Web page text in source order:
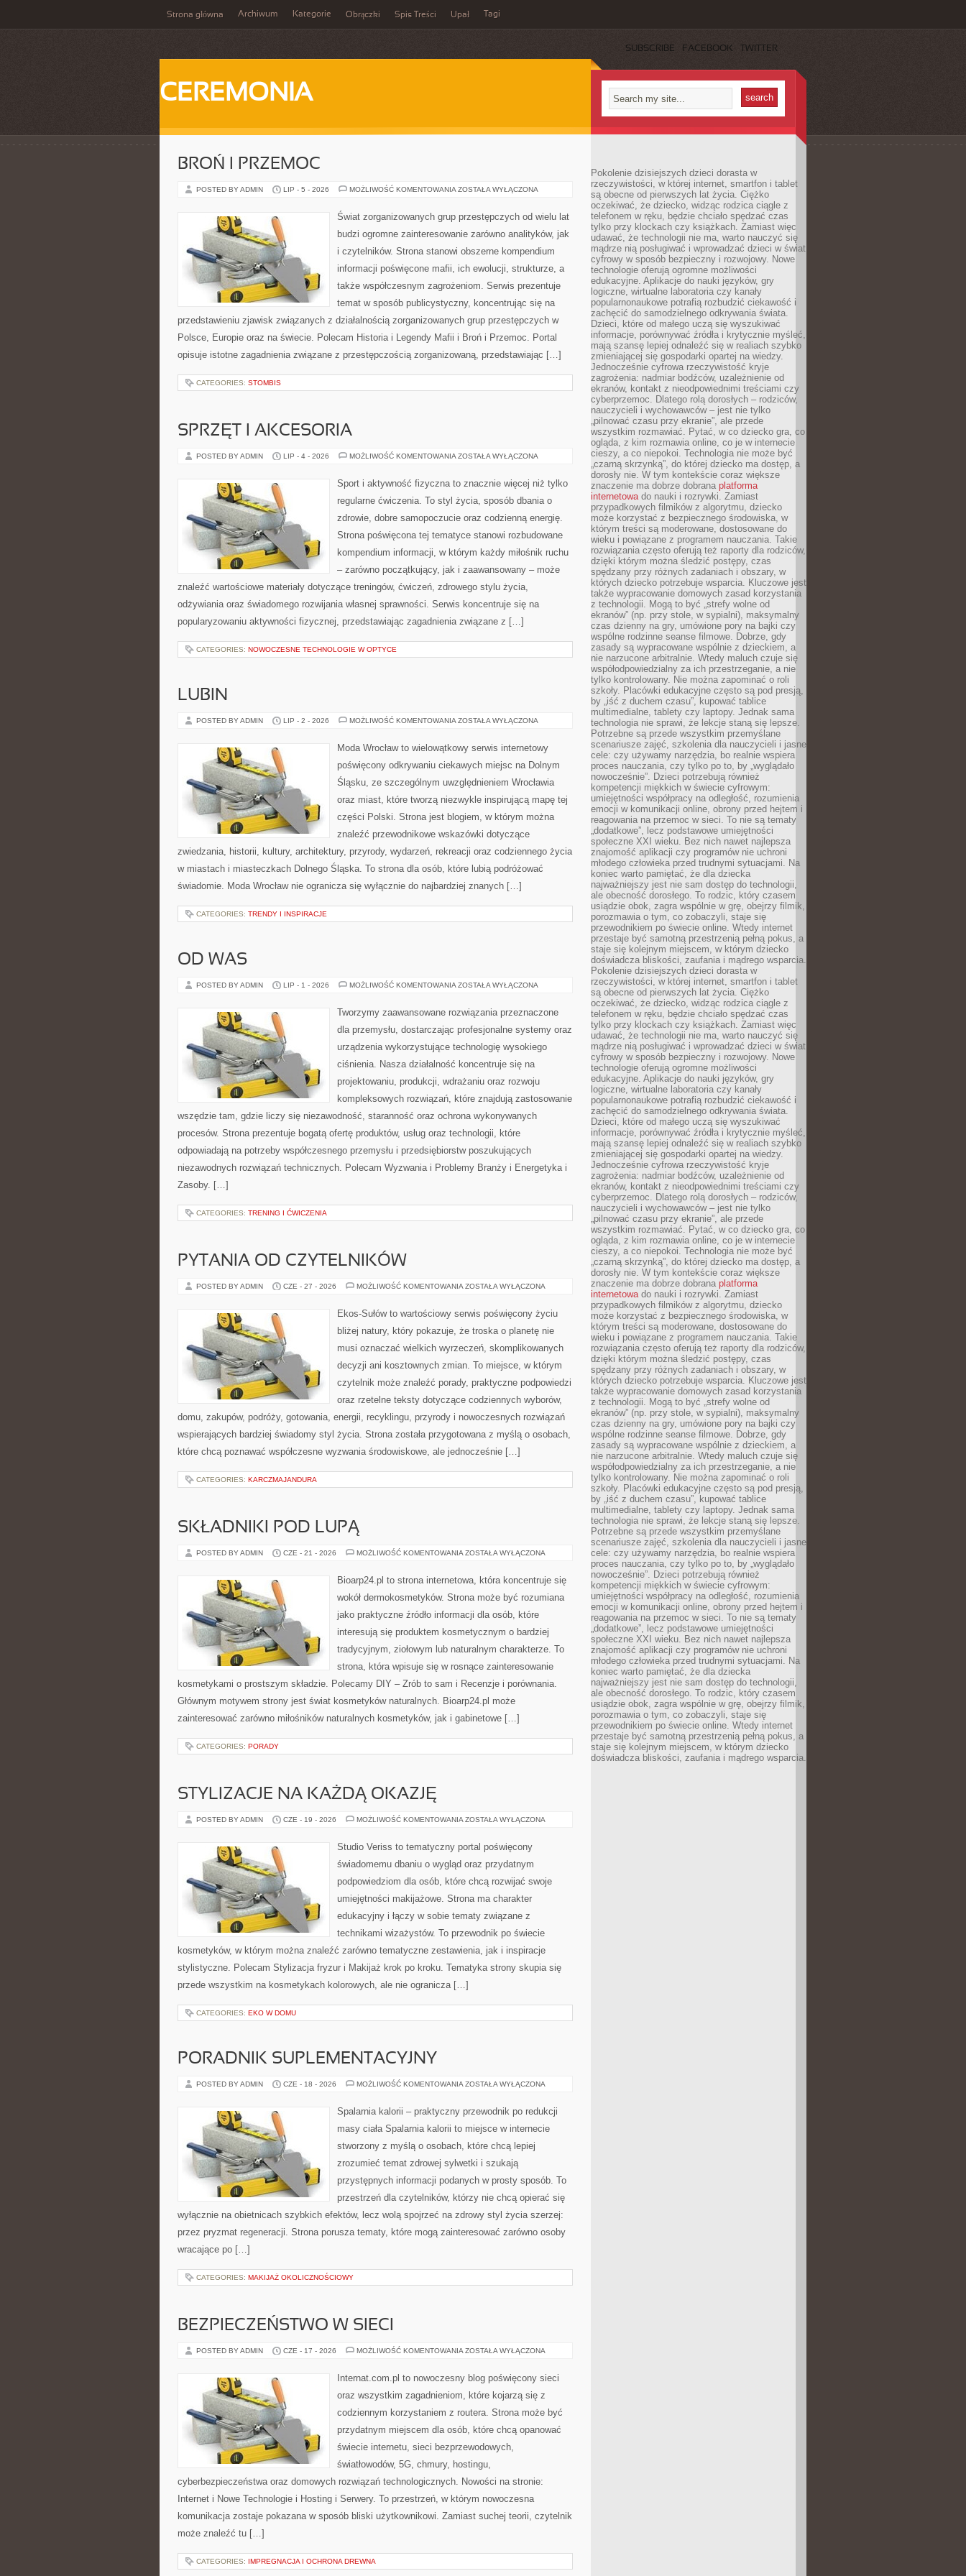
Strona główna Archiwum Kategorie Obrączki Spis Treści Upał Tagi
SUBSCRIBE FACEBOOK TWITTER
CEREMONIA
BROŃ I PRZEMOC
POSTED BY ADMIN LIP - 5 - 2026 MOŻLIWOŚĆ KOMENTOWANIA BROŃ
ZOSTAŁA WYŁĄCZONA
Świat zorganizowanych grup przestępczych od wielu lat
budzi ogromne zainteresowanie zarówno analityków, jak
i czytelników. Strona stanowi obszerne kompendium
informacji poświęcone mafii, ich ewolucji, strukturze, a
także współczesnym zagrożeniom. Serwis prezentuje
temat w sposób publicystyczny, koncentrując się na
przedstawieniu zjawisk związanych z działalnością zorganizowanych grup przestępczych w
Polsce, Europie oraz na świecie. Polecam Historia i Legendy Mafii i Broń i Przemoc. Portal
opisuje istotne zagadnienia związane z przestępczością zorganizowaną, przedstawiając […]
CATEGORIES: STOMBIS
SPRZĘT I AKCESORIA
POSTED BY ADMIN LIP - 4 - 2026 MOŻLIWOŚĆ KOMENTOWANIA SPRZĘT
ZOSTAŁA WYŁĄCZONA
Sport i aktywność fizyczna to znacznie więcej niż tylko
regularne ćwiczenia. To styl życia, sposób dbania o
zdrowie, dobre samopoczucie oraz codzienną energię.
Strona poświęcona tej tematyce stanowi rozbudowane
kompendium informacji, w którym każdy miłośnik ruchu
– zarówno początkujący, jak i zaawansowany – może
znaleźć wartościowe materiały dotyczące treningów, ćwiczeń, zdrowego stylu życia,
odżywiania oraz świadomego rozwijania własnej sprawności. Serwis koncentruje się na
popularyzowaniu aktywności fizycznej, przedstawiając zagadnienia związane z […]
CATEGORIES: NOWOCZESNE TECHNOLOGIE W OPTYCE
LUBIN
POSTED BY ADMIN LIP - 2 - 2026 MOŻLIWOŚĆ KOMENTOWANIA LUBIN
ZOSTAŁA WYŁĄCZONA
Moda Wrocław to wielowątkowy serwis internetowy
poświęcony odkrywaniu ciekawych miejsc na Dolnym
Śląsku, ze szczególnym uwzględnieniem Wrocławia
oraz miast, które tworzą niezwykle inspirującą mapę tej
części Polski. Strona jest blogiem, w którym można
znaleźć przewodnikowe wskazówki dotyczące
zwiedzania, historii, kultury, architektury, przyrody, wydarzeń, rekreacji oraz codziennego życia
w miastach i miasteczkach Dolnego Śląska. To strona dla osób, które lubią podróżować
świadomie. Moda Wrocław nie ogranicza się wyłącznie do najbardziej znanych […]
CATEGORIES: TRENDY I INSPIRACJE
OD WAS
POSTED BY ADMIN LIP - 1 - 2026 MOŻLIWOŚĆ KOMENTOWANIA OD
ZOSTAŁA WYŁĄCZONA
Tworzymy zaawansowane rozwiązania przeznaczone
dla przemysłu, dostarczając profesjonalne systemy oraz
urządzenia wykorzystujące technologię wysokiego
ciśnienia. Nasza działalność koncentruje się na
projektowaniu, produkcji, wdrażaniu oraz rozwoju
kompleksowych rozwiązań, które znajdują zastosowanie
wszędzie tam, gdzie liczy się niezawodność, staranność oraz ochrona wykonywanych
procesów. Strona prezentuje bogatą ofertę produktów, usług oraz technologii, które
odpowiadają na potrzeby współczesnego przemysłu i przedsiębiorstw poszukujących
niezawodnych rozwiązań technicznych. Polecam Wyzwania i Problemy Branży i Energetyka i
Zasoby. […]
CATEGORIES: TRENING I ĆWICZENIA
PYTANIA OD CZYTELNIKÓW
POSTED BY ADMIN CZE - 27 - 2026 MOŻLIWOŚĆ KOMENTOWANIA PYTANIA
ZOSTAŁA WYŁĄCZONA
Ekos-Sułów to wartościowy serwis poświęcony życiu
bliżej natury, który pokazuje, że troska o planetę nie
musi oznaczać wielkich wyrzeczeń, skomplikowanych
decyzji ani kosztownych zmian. To miejsce, w którym
czytelnik może znaleźć porady, praktyczne podpowiedzi
oraz rzetelne teksty dotyczące codziennych wyborów,
domu, zakupów, podróży, gotowania, energii, recyklingu, przyrody i nowoczesnych rozwiązań
wspierających bardziej świadomy styl życia. Strona została przygotowana z myślą o osobach,
które chcą poznawać współczesne wyzwania środowiskowe, ale jednocześnie […]
CATEGORIES: KARCZMAJANDURA
SKŁADNIKI POD LUPĄ
POSTED BY ADMIN CZE - 21 - 2026 MOŻLIWOŚĆ KOMENTOWANIA SKŁADNIKI
ZOSTAŁA WYŁĄCZONA
Bioarp24.pl to strona internetowa, która koncentruje się
wokół dermokosmetyków. Strona może być rozumiana
jako praktyczne źródło informacji dla osób, które
interesują się produktem kosmetycznym o bardziej
tradycyjnym, ziołowym lub naturalnym charakterze. To
strona, która wpisuje się w rosnące zainteresowanie
kosmetykami o prostszym składzie. Polecamy DIY – Zrób to sam i Recenzje i porównania.
Głównym motywem strony jest świat kosmetyków naturalnych. Bioarp24.pl może
zainteresować zarówno miłośników naturalnych kosmetyków, jak i gabinetowe […]
CATEGORIES: PORADY
STYLIZACJE NA KAŻDĄ OKAZJĘ
POSTED BY ADMIN CZE - 19 - 2026 MOŻLIWOŚĆ KOMENTOWANIA STYLIZACJE
OKAZJĘ
ZOSTAŁA WYŁĄCZONA
Studio Veriss to tematyczny portal poświęcony
świadomemu dbaniu o wygląd oraz przydatnym
podpowiedziom dla osób, które chcą rozwijać swoje
umiejętności makijażowe. Strona ma charakter
edukacyjny i łączy w sobie tematy związane z
technikami wizażystów. To przewodnik po świecie
kosmetyków, w którym można znaleźć zarówno tematyczne zestawienia, jak i inspiracje
stylistyczne. Polecam Stylizacja fryzur i Makijaż krok po kroku. Tematyka strony skupia się
przede wszystkim na kosmetykach kolorowych, ale nie ogranicza […]
CATEGORIES: EKO W DOMU
PORADNIK SUPLEMENTACYJNY
POSTED BY ADMIN CZE - 18 - 2026 MOŻLIWOŚĆ KOMENTOWANIA PORADNIK
ZOSTAŁA WYŁĄCZONA
Spalarnia kalorii – praktyczny przewodnik po redukcji
masy ciała Spalarnia kalorii to miejsce w internecie
stworzony z myślą o osobach, które chcą lepiej
zrozumieć temat zdrowej sylwetki i szukają
przystępnych informacji podanych w prosty sposób. To
przestrzeń dla czytelników, którzy nie chcą opierać się
wyłącznie na obietnicach szybkich efektów, lecz wolą spojrzeć na zdrowy styl życia szerzej:
przez pryzmat regeneracji. Strona porusza tematy, które mogą zainteresować zarówno osoby
wracające po […]
CATEGORIES: MAKIJAŻ OKOLICZNOŚCIOWY
BEZPIECZEŃSTWO W SIECI
POSTED BY ADMIN CZE - 17 - 2026 MOŻLIWOŚĆ KOMENTOWANIA BEZPIECZEŃSTWO
ZOSTAŁA WYŁĄCZONA
Internat.com.pl to nowoczesny blog poświęcony sieci
oraz wszystkim zagadnieniom, które kojarzą się z
codziennym korzystaniem z routera. Strona może być
przydatnym miejscem dla osób, które chcą opanować
świecie internetu, sieci bezprzewodowych,
światłowodów, 5G, chmury, hostingu,
cyberbezpieczeństwa oraz domowych rozwiązań technologicznych. Nowości na stronie:
Internet i Nowe Technologie i Hosting i Serwery. To przestrzeń, w którym nowoczesna
komunikacja zostaje pokazana w sposób bliski użytkownikowi. Zamiast suchej teorii, czytelnik
może znaleźć tu […]
CATEGORIES: IMPREGNACJA I OCHRONA DREWNA
Pokolenie dzisiejszych dzieci dorasta w
rzeczywistości, w której internet, smartfon i tablet
są obecne od pierwszych lat życia. Ciężko
oczekiwać, że dziecko, widząc rodzica ciągle z
telefonem w ręku, będzie chciało spędzać czas
tylko przy klockach czy książkach. Zamiast więc
udawać, że technologii nie ma, warto nauczyć się
mądrze nią posługiwać i wprowadzać dzieci w świat
cyfrowy w sposób bezpieczny i rozwojowy. Nowe
technologie oferują ogromne możliwości
edukacyjne. Aplikacje do nauki języków, gry
logiczne, wirtualne laboratoria czy kanały
popularnonaukowe potrafią rozbudzić ciekawość i
zachęcić do samodzielnego odkrywania świata.
Dzieci, które od małego uczą się wyszukiwać
informacje, porównywać źródła i krytycznie myśleć,
mają szansę lepiej odnaleźć się w realiach szybko
zmieniającej się gospodarki opartej na wiedzy.
Jednocześnie cyfrowa rzeczywistość kryje
zagrożenia: nadmiar bodźców, uzależnienie od
ekranów, kontakt z nieodpowiednimi treściami czy
cyberprzemoc. Dlatego rolą dorosłych – rodziców,
nauczycieli i wychowawców – jest nie tylko
„pilnować czasu przy ekranie”, ale przede
wszystkim rozmawiać. Pytać, w co dziecko gra, co
ogląda, z kim rozmawia online, co je w internecie
cieszy, a co niepokoi. Technologia nie może być
„czarną skrzynką”, do której dziecko ma dostęp, a
dorosły nie. W tym kontekście coraz większe
znaczenie ma dobrze dobrana platforma
internetowado nauki i rozrywki. Zamiast
przypadkowych filmików z algorytmu, dziecko
może korzystać z bezpiecznego środowiska, w
którym treści są moderowane, dostosowane do
wieku i powiązane z programem nauczania. Takie
rozwiązania często oferują też raporty dla rodziców,
dzięki którym można śledzić postępy, czas
spędzany przy różnych zadaniach i obszary, w
których dziecko potrzebuje wsparcia. Kluczowe jest
także wypracowanie domowych zasad korzystania
z technologii. Mogą to być „strefy wolne od
ekranów” (np. przy stole, w sypialni), maksymalny
czas dzienny na gry, umówione pory na bajki czy
wspólne rodzinne seanse filmowe. Dobrze, gdy
zasady są wypracowane wspólnie z dzieckiem, a
nie narzucone arbitralnie. Wtedy maluch czuje się
współodpowiedzialny za ich przestrzeganie, a nie
tylko kontrolowany. Nie można zapominać o roli
szkoły. Placówki edukacyjne często są pod presją,
by „iść z duchem czasu”, kupować tablice
multimedialne, tablety czy laptopy. Jednak sama
technologia nie sprawi, że lekcje staną się lepsze.
Potrzebne są przede wszystkim przemyślane
scenariusze zajęć, szkolenia dla nauczycieli i jasne
cele: czy używamy narzędzia, bo realnie wspiera
proces nauczania, czy tylko po to, by „wyglądało
nowocześnie”. Dzieci potrzebują również
kompetencji miękkich w świecie cyfrowym:
umiejętności współpracy na odległość, rozumienia
emocji w komunikacji online, obrony przed hejtem i
reagowania na przemoc w sieci. To nie są tematy
„dodatkowe”, lecz podstawowe umiejętności
społeczne XXI wieku. Bez nich nawet najlepsza
znajomość aplikacji czy programów nie uchroni
młodego człowieka przed trudnymi sytuacjami. Na
koniec warto pamiętać, że dla dziecka
najważniejszy jest nie sam dostęp do technologii,
ale obecność dorosłego. To rodzic, który czasem
usiądzie obok, zagra wspólnie w grę, obejrzy filmik,
porozmawia o tym, co zobaczyli, staje się
przewodnikiem po świecie online. Wtedy internet
przestaje być samotną przestrzenią pełną pokus, a
staje się kolejnym miejscem, w którym dziecko
doświadcza bliskości, zaufania i mądrego wsparcia.
Pokolenie dzisiejszych dzieci dorasta w
rzeczywistości, w której internet, smartfon i tablet
są obecne od pierwszych lat życia. Ciężko
oczekiwać, że dziecko, widząc rodzica ciągle z
telefonem w ręku, będzie chciało spędzać czas
tylko przy klockach czy książkach. Zamiast więc
udawać, że technologii nie ma, warto nauczyć się
mądrze nią posługiwać i wprowadzać dzieci w świat
cyfrowy w sposób bezpieczny i rozwojowy. Nowe
technologie oferują ogromne możliwości
edukacyjne. Aplikacje do nauki języków, gry
logiczne, wirtualne laboratoria czy kanały
popularnonaukowe potrafią rozbudzić ciekawość i
zachęcić do samodzielnego odkrywania świata.
Dzieci, które od małego uczą się wyszukiwać
informacje, porównywać źródła i krytycznie myśleć,
mają szansę lepiej odnaleźć się w realiach szybko
zmieniającej się gospodarki opartej na wiedzy.
Jednocześnie cyfrowa rzeczywistość kryje
zagrożenia: nadmiar bodźców, uzależnienie od
ekranów, kontakt z nieodpowiednimi treściami czy
cyberprzemoc. Dlatego rolą dorosłych – rodziców,
nauczycieli i wychowawców – jest nie tylko
„pilnować czasu przy ekranie”, ale przede
wszystkim rozmawiać. Pytać, w co dziecko gra, co
ogląda, z kim rozmawia online, co je w internecie
cieszy, a co niepokoi. Technologia nie może być
„czarną skrzynką”, do której dziecko ma dostęp, a
dorosły nie. W tym kontekście coraz większe
znaczenie ma dobrze dobrana platforma
internetowado nauki i rozrywki. Zamiast
przypadkowych filmików z algorytmu, dziecko
może korzystać z bezpiecznego środowiska, w
którym treści są moderowane, dostosowane do
wieku i powiązane z programem nauczania. Takie
rozwiązania często oferują też raporty dla rodziców,
dzięki którym można śledzić postępy, czas
spędzany przy różnych zadaniach i obszary, w
których dziecko potrzebuje wsparcia. Kluczowe jest
także wypracowanie domowych zasad korzystania
z technologii. Mogą to być „strefy wolne od
ekranów” (np. przy stole, w sypialni), maksymalny
czas dzienny na gry, umówione pory na bajki czy
wspólne rodzinne seanse filmowe. Dobrze, gdy
zasady są wypracowane wspólnie z dzieckiem, a
nie narzucone arbitralnie. Wtedy maluch czuje się
współodpowiedzialny za ich przestrzeganie, a nie
tylko kontrolowany. Nie można zapominać o roli
szkoły. Placówki edukacyjne często są pod presją,
by „iść z duchem czasu”, kupować tablice
multimedialne, tablety czy laptopy. Jednak sama
technologia nie sprawi, że lekcje staną się lepsze.
Potrzebne są przede wszystkim przemyślane
scenariusze zajęć, szkolenia dla nauczycieli i jasne
cele: czy używamy narzędzia, bo realnie wspiera
proces nauczania, czy tylko po to, by „wyglądało
nowocześnie”. Dzieci potrzebują również
kompetencji miękkich w świecie cyfrowym:
umiejętności współpracy na odległość, rozumienia
emocji w komunikacji online, obrony przed hejtem i
reagowania na przemoc w sieci. To nie są tematy
„dodatkowe”, lecz podstawowe umiejętności
społeczne XXI wieku. Bez nich nawet najlepsza
znajomość aplikacji czy programów nie uchroni
młodego człowieka przed trudnymi sytuacjami. Na
koniec warto pamiętać, że dla dziecka
najważniejszy jest nie sam dostęp do technologii,
ale obecność dorosłego. To rodzic, który czasem
usiądzie obok, zagra wspólnie w grę, obejrzy filmik,
porozmawia o tym, co zobaczyli, staje się
przewodnikiem po świecie online. Wtedy internet
przestaje być samotną przestrzenią pełną pokus, a
staje się kolejnym miejscem, w którym dziecko
doświadcza bliskości, zaufania i mądrego wsparcia.